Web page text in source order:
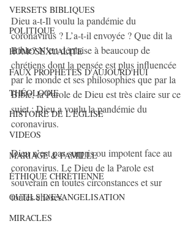
VERSETS BIBLIQUES
POLITIQUE
HOMOSEXUALITE
FAUX PROPHÈTES D'AUJOURD'HUI
THÉOLOGIE
HISTOIRE DE L'ÉGLISE
VIDEOS
MARIAGE & FAMILLE
ÉTHIQUE CHRÉTIENNE
OUTILS D'EVANGELISATION
MIRACLES
Dieu a-t-Il voulu la pandémie du
coronavirus ? L’a-t-il envoyée ? Que dit la
Bible? N’en déplaise à beaucoup de
chrétiens dont la pensée est plus influencée
par le monde et ses philosophies que par la
Bible, la Parole de Dieu est très claire sur ce
sujet : Dieu a voulu la pandémie du
coronavirus.
Dieu n’est pas surpris ou impotent face au
coronavirus. Le Dieu de la Parole est
souverain en toutes circonstances et sur
toutes choses.